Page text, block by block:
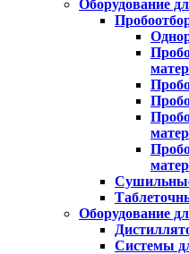
Оборудование
Оборудование
Системы